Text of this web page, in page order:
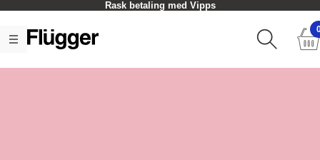
Rask betaling med Vipps